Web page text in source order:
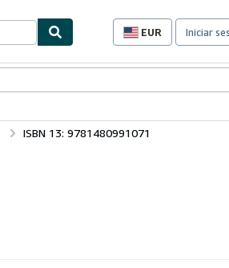
EUR
Preferencias
compra
sitio.
Iniciar
ISBN 13: 9781480991071